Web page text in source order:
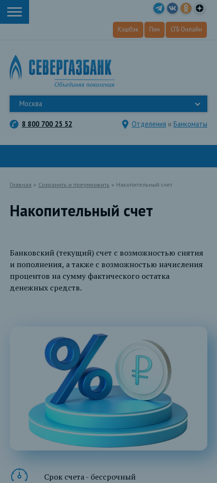
Кэшбэк Пин СГБ Онлайн
Москва
8 800 700 25 52 Отделения и Банкоматы
Главная » Сохранить и преумножить » Накопительный счет
Накопительный счет
Банковский (текущий) счет с возможностью снятия
и пополнения, а также с возможностью начисления
процентов на сумму фактического остатка
денежных средств.
Срок счета - бессрочный